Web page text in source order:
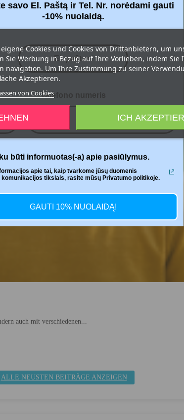
auch mit verschiedenen...
ALLE NEUSTEN BEITRÄGE ANZEIGEN
Cookies und Cookies von Drittanbietern, um
Sie Werbung in Bezug auf Ihre Vorlieben, indem Sie
navigation. Um Ihre Zustimmung zu seiner
Akzeptieren.
von Cookies
ICH
savo El. Paštą ir Tel. Nr. norėdami gauti
-10% nuolaidą.
Telefono numeris
būti informuotas(-a) apie pasiūlymus.
apie tai, kaip tvarkome jūsų duomenis
tikslais, rasite mūsų Privatumo politikoje.
GAUTI 10% NUOLAIDĄ!